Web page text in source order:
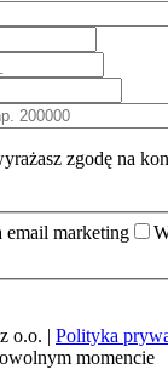
zgodę na
email marketing
o.o. | Polityka
momencie